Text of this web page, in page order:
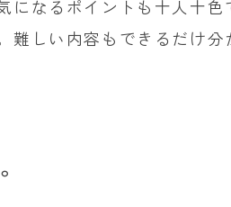
なるポイントも十人十
しい内容もできるだけ